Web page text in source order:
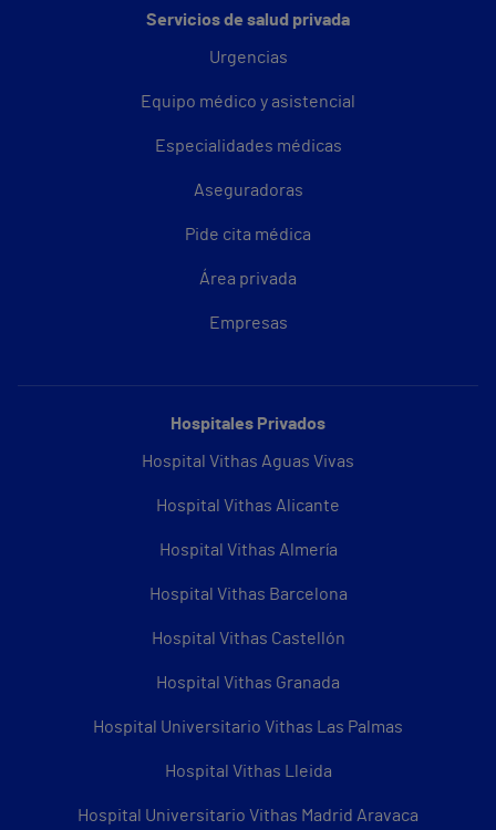
Servicios de salud privada
Urgencias
Equipo médico y asistencial
Especialidades médicas
Aseguradoras
Pide cita médica
Área privada
Empresas
Hospitales Privados
Hospital Vithas Aguas Vivas
Hospital Vithas Alicante
Hospital Vithas Almería
Hospital Vithas Barcelona
Hospital Vithas Castellón
Hospital Vithas Granada
Hospital Universitario Vithas Las Palmas
Hospital Vithas Lleida
Hospital Universitario Vithas Madrid Aravaca